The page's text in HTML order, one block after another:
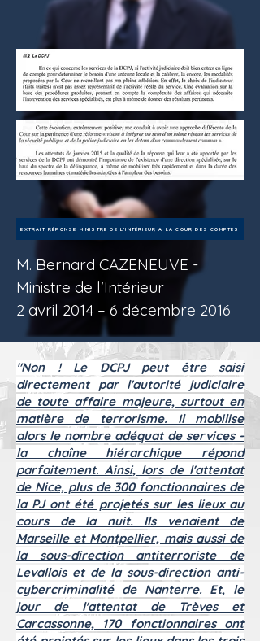
M. Bernard CAZENEUVE -
Ministre de l'Intérieur
2 avril 2014 – 6 décembre 2016
EXTRAIT RÉPONSE MINISTRE DE L'INTÉRIEUR A LA COUR DES COMPTES
"Non ! Le DCPJ peut être saisi
directement par l'autorité judiciaire
de toute affaire majeure, surtout en
matière de terrorisme. Il mobilise
alors le nombre adéquat de services -
la chaîne hiérarchique répond
parfaitement. Ainsi, lors de l'attentat
de Nice, plus de 300 fonctionnaires de
la PJ ont été projetés sur les lieux au
cours de la nuit. Ils venaient de
Marseille et Montpellier, mais aussi de
la sous-direction antiterroriste de
Levallois et de la sous-direction anti-
cybercriminalité de Nanterre. Et, le
jour de l'attentat de Trèves et
Carcassonne, 170 fonctionnaires ont